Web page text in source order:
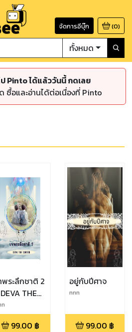
จัดการอีบุ๊ก (0)
ทั้งหมด
Pinto ได้แล้ววันนี้ กดเลย
ซื้อและอ่านได้ต่อเนื่องที่ Pinto
พระลึกชาติ 2
THE
99.00 ฿
อยู่กับปีศาจ
nnn
99.00 ฿